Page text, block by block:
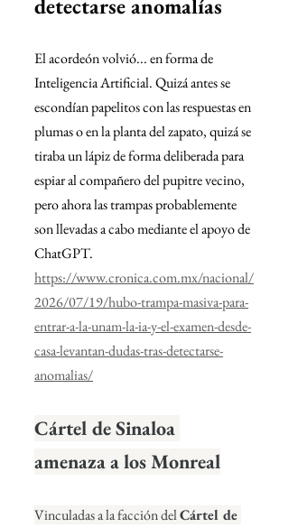
detectarse anomalías
El acordeón volvió... en forma de
Inteligencia Artificial. Quizá antes se
escondían papelitos con las respuestas en
plumas o en la planta del zapato, quizá se
tiraba un lápiz de forma deliberada para
espiar al compañero del pupitre vecino,
pero ahora las trampas probablemente
son llevadas a cabo mediante el apoyo de
ChatGPT.
https://www.cronica.com.mx/nacional/
2026/07/19/hubo-trampa-masiva-para-
entrar-a-la-unam-la-ia-y-el-examen-desde-
casa-levantan-dudas-tras-detectarse-
anomalias/
Cártel de Sinaloa
amenaza a los Monreal
Vinculadas a la facción del Cártel de